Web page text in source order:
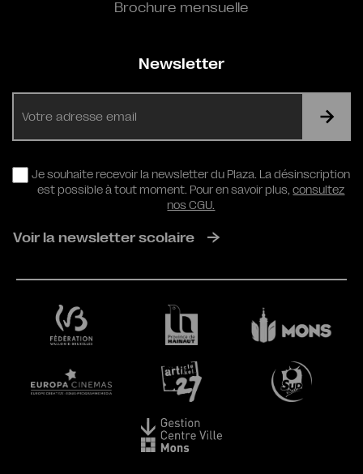
Brochure mensuelle
Newsletter
RGPD
Je souhaite recevoir la newsletter du Plaza. La désinscription
est possible à tout moment. Pour en savoir plus,consultez
nos CGU.
Voir la newsletter scolaire